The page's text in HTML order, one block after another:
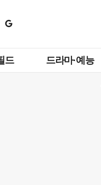
드 드라마·예능